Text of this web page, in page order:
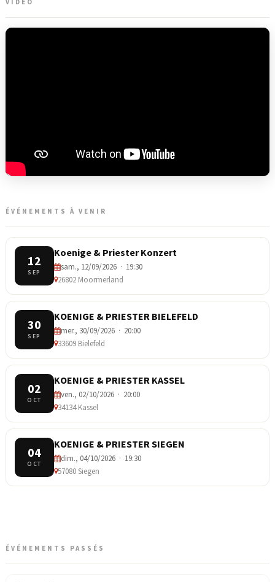
VIDÉO
ÉVÉNEMENTS À VENIR
12
SEP
Koenige & Priester Konzert
sam., 12/09/2026 · 19:30
26802 Moormerland
30
SEP
KOENIGE & PRIESTER BIELEFELD
mer., 30/09/2026 · 20:00
33609 Bielefeld
02
OCT
KOENIGE & PRIESTER KASSEL
ven., 02/10/2026 · 20:00
34134 Kassel
04
OCT
KOENIGE & PRIESTER SIEGEN
dim., 04/10/2026 · 19:30
57080 Siegen
ÉVÉNEMENTS PASSÉS